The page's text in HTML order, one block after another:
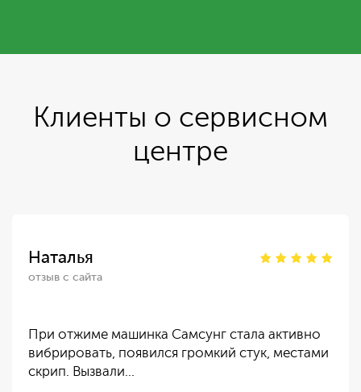
Клиенты о сервисном
центре
Наталья
отзыв с сайта
При отжиме машинка Самсунг стала активно
вибрировать, появился громкий стук, местами
скрип. Вызвали…